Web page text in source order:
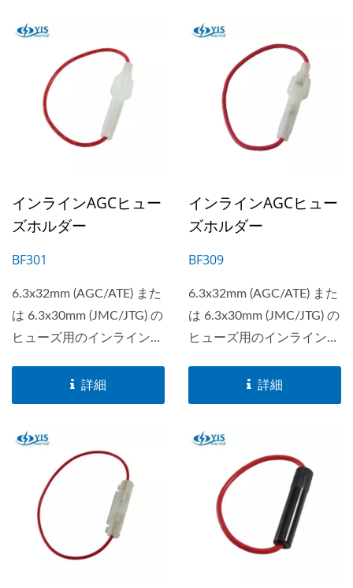
インラインAGCヒュー
ズホルダー
BF301
6.3x32mm (AGC/ATE) また
は 6.3x30mm (JMC/JTG) の
ヒューズ用のインラインヒ
ゲージは...
詳細
インラインAGCヒュー
ズホルダー
BF309
6.3x32mm (AGC/ATE) また
は 6.3x30mm (JMC/JTG) の
ヒューズ用のインラインヒ
ゲージは...
詳細